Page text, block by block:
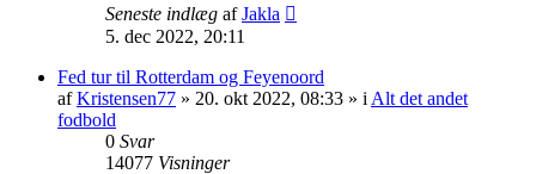
Seneste indlæg afJakla
5. dec 2022, 20:11
Fed tur til Rotterdam og Feyenoord
afKristensen77 » 20. okt 2022, 08:33 » i Alt det andet
fodbold
0 Svar
14077 Visninger